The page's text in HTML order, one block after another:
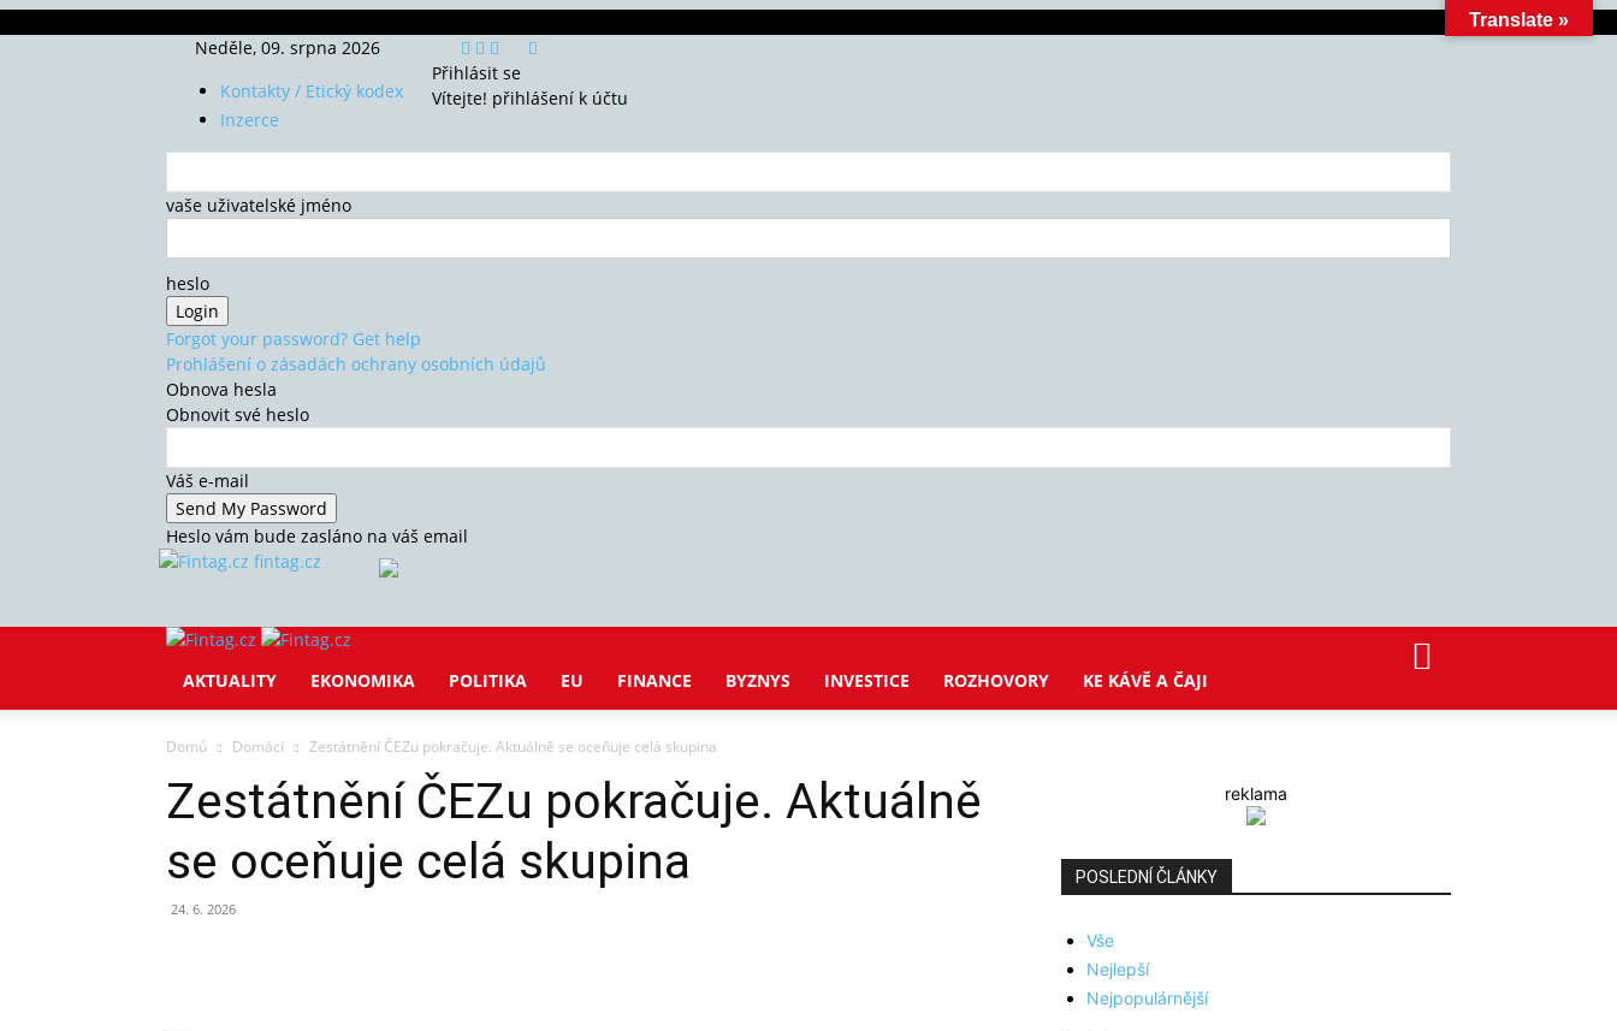
Neděle, 09. srpna 2026
Kontakty / Etický kodex
Inzerce
Přihlásit se
Vítejte! přihlášení k účtu
vaše uživatelské jméno
heslo
Forgot your password? Get help
Prohlášení o zásadách ochrany osobních údajů
Obnova hesla
Obnovit své heslo
Váš e-mail
Heslo vám bude zasláno na váš email
fintag.cz
AKTUALITY EKONOMIKA POLITIKA EU FINANCE BYZNYS INVESTICE ROZHOVORY KE KÁVĚ A ČAJI
Domů Domácí Zestátnění ČEZu pokračuje. Aktuálně se oceňuje celá skupina
Zestátnění ČEZu pokračuje. Aktuálně
se oceňuje celá skupina
24. 6. 2026
reklama
POSLEDNÍ ČLÁNKY
Vše
Nejlepší
Nejpopulárnější
Translate »